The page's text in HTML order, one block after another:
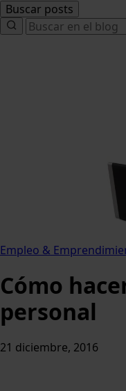
Buscar posts
Search
for:
Empleo &
Cómo
personal
21 diciembre, 2016